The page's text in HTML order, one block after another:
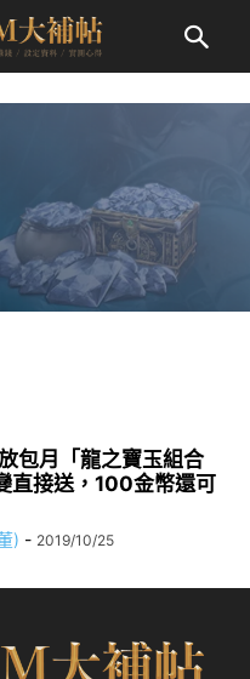
包月「龍之寶玉組合
直接送，100金幣還可
) - 2019/10/25